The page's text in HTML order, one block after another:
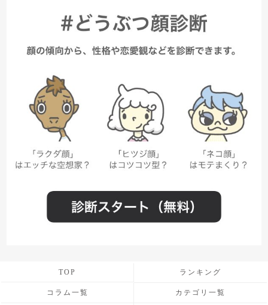
TOP ランキング
コラム一覧 カテゴリ一覧